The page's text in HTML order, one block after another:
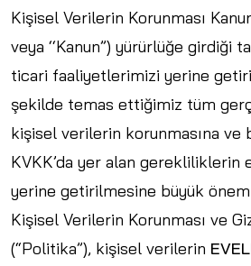
Kişisel Verilerin Korunması
veya ‘‘Kanun”) yürürlüğe girdiği
ticari faaliyetlerimizi yerine
şekilde temas ettiğimiz tüm
kişisel verilerin korunmasına ve
KVKK’da yer alan gerekliliklerin
yerine getirilmesine büyük
Kişisel Verilerin Korunması ve
(“Politika”), kişisel verilerin